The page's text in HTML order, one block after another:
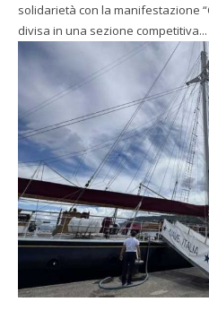
solidarietà con la manifestazione
divisa in una sezione competitiva...